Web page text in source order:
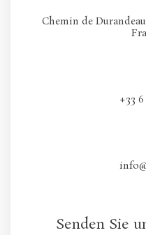
Chemin de
+33 6
Senden Sie